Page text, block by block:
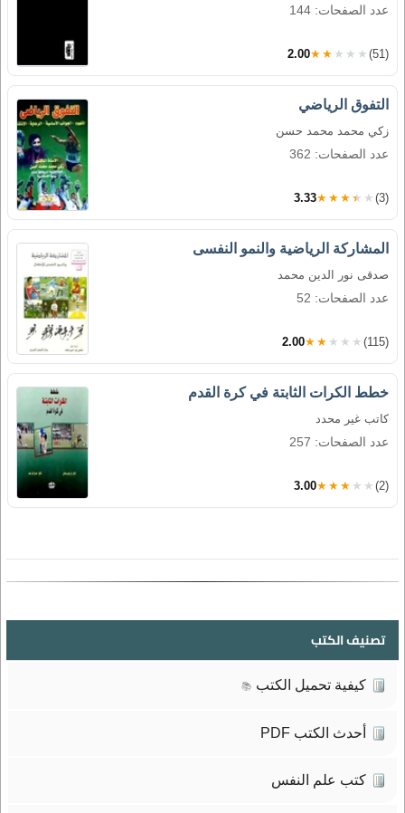
عدد الصفحات: 144
2.00★★★★★ (51)
التفوق الرياضي
زكي محمد محمد حسن
عدد الصفحات: 362
3.33★★★★★ (3)
المشاركة الرياضية والنمو النفسى
صدقى نور الدين محمد
عدد الصفحات: 52
2.00★★★★★ (115)
خطط الكرات الثابتة في كرة القدم
كاتب غير محدد
عدد الصفحات: 257
3.00★★★★★ (2)
تصنيف الكتب
كيفية تحميل الكتب 📚
أحدث الكتب PDF
كتب علم النفس